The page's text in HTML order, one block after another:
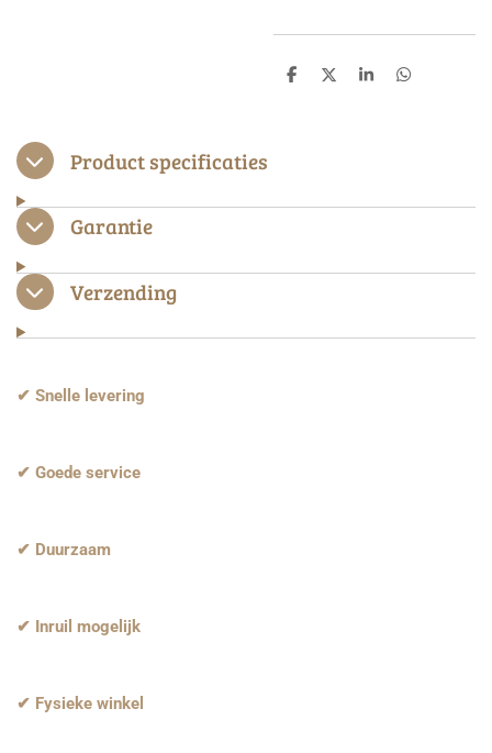
D
D
S
D
Product specificaties
Garantie
Verzending
✔ Snelle levering
✔ Goede service
✔ Duurzaam
✔ Inruil mogelijk
✔ Fysieke winkel